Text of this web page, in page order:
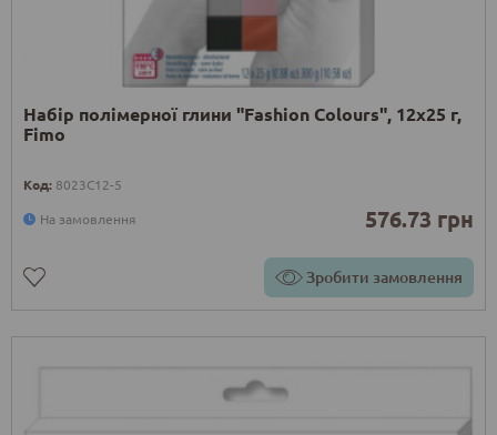
Набір полімерної глини "Fashion Colours", 12х25 г,
Fimo
Код: 8023C12-5
На замовлення
576.73 грн
Зробити замовлення